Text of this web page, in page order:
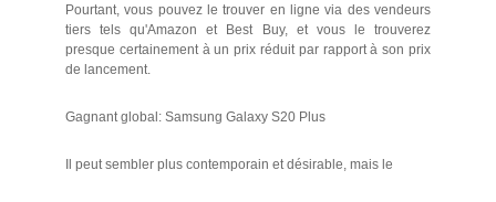
Pourtant, vous pouvez le trouver en ligne via des vendeurs
tiers tels qu'Amazon et Best Buy, et vous le trouverez
presque certainement à un prix réduit par rapport à son prix
de lancement.
Gagnant global: Samsung Galaxy S20 Plus
Il peut sembler plus contemporain et désirable, mais le